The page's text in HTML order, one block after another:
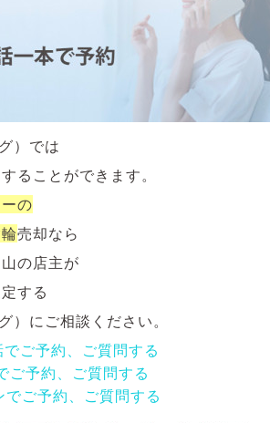
）では
ることができます。
の
売却なら
の店主が
する
）にご相談ください。
ご予約、ご質問する
ご予約、ご質問する
ご予約、ご質問する